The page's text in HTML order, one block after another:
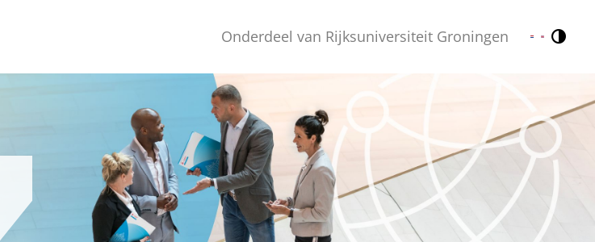
Onderdeel van Rijksuniversiteit Groningen Nederlands
English